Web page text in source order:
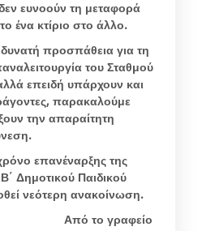
ευνοούν τη μεταφορά
ένα κτίριο στο άλλο.
προσπάθεια για τη
του Σταθμού
επειδή υπάρχουν και
παρακαλούμε
την απαραίτητη
επανέναρξης της
Δημοτικού Παιδικού
νεότερη ανακοίνωση.
γραφείο